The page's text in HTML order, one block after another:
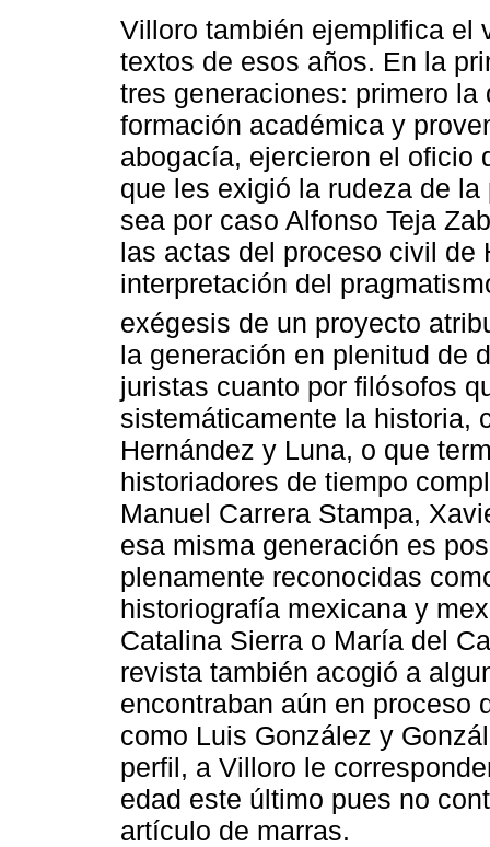
Villoro también ejemplifica el
textos de esos años. En la
tres generaciones: primero
formación académica y
abogacía, ejercieron el oficio
que les exigió la rudeza de
sea por caso Alfonso Teja
las actas del proceso civil de
interpretación del
exégesis de un proyecto
la generación en plenitud de
juristas cuanto por filósofos
sistemáticamente la historia,
Hernández y Luna, o que
historiadores de tiempo
Manuel Carrera Stampa,
esa misma generación es
plenamente reconocidas
historiografía mexicana y
Catalina Sierra o María del
revista también acogió a
encontraban aún en proceso
como Luis González y
perfil, a Villoro le
edad este último pues no
artículo de marras.